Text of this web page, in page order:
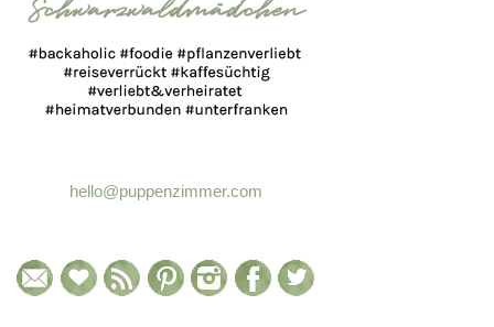
hello@puppenzimmer.com